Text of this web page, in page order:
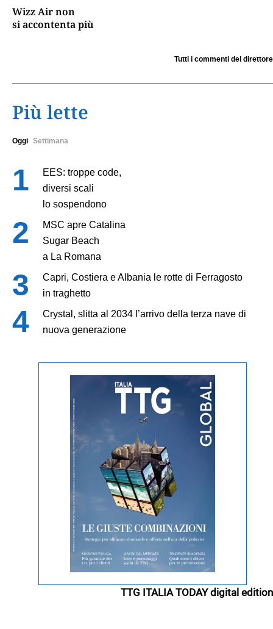
Wizz Air non
si accontenta più
Tutti i commenti del direttore
Più lette
Oggi Settimana
EES: troppe code,
diversi scali
lo sospendono
MSC apre Catalina
Sugar Beach
a La Romana
Capri, Costiera e Albania le rotte di Ferragosto
in traghetto
Crystal, slitta al 2034 l’arrivo della terza nave di
nuova generazione
TTG ITALIA TODAY digital edition